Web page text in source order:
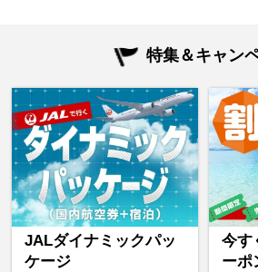
特集＆キャン
JALダイナミックパッ
ケージ
今す
ーポ